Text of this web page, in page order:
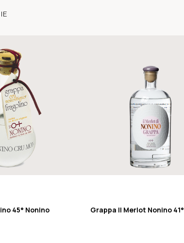
45° Nonino Grappa Il Merlot Nonino 41°